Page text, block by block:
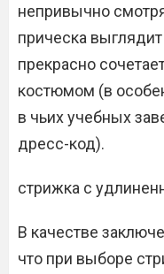
непривычно
прическа
прекрасно
костюмом (в
в чьих учебных
дресс-код).
стрижка с
В качестве
что при выборе